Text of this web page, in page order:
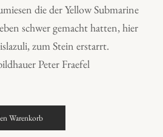
die der Yellow Submarine
schwer gemacht hatten, hier
zum Stein erstarrt.
Peter Fraefel
Warenkorb